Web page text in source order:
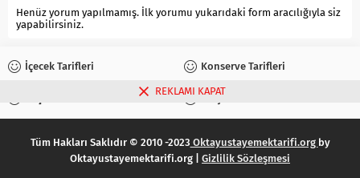
Henüz yorum yapılmamış. İlk yorumu yukarıdaki form aracılığıyla siz
yapabilirsiniz.
İçecek Tarifleri Konserve Tarifleri
Turşu Tarifleri
Tüm Hakları Saklıdır © 2010 -2023 Oktayustayemektarifi.org by
Oktayustayemektarifi.org | Gizlilik Sözleşmesi
REKLAMI KAPAT